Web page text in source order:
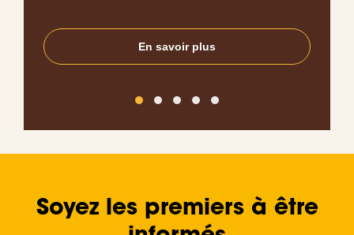
En savoir plus
Soyez les premiers à être